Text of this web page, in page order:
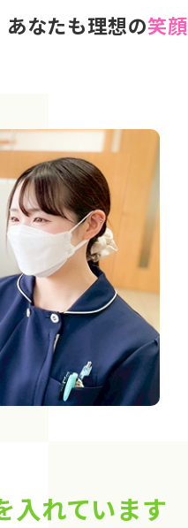
あなたも理想の笑顔
入れています